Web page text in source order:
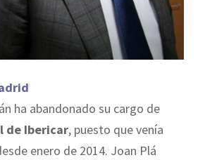
ha abandonado su cargo de
de Ibericar, puesto que venía
enero de 2014. Joan Plá